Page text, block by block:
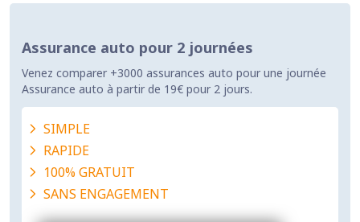
Assurance auto pour 2 journées
Venez comparer +3000 assurances auto pour une journée
Assurance auto à partir de 19€ pour 2 jours.
SIMPLE
RAPIDE
100% GRATUIT
SANS ENGAGEMENT